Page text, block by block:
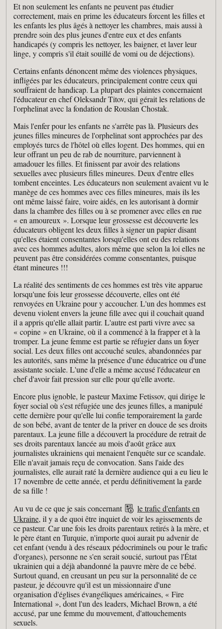
Et non seulement les enfants ne peuvent pas étudier
correctement, mais en prime les éducateurs forcent les filles et
les enfants les plus âgés à nettoyer les chambres, mais aussi à
prendre soin des plus jeunes d'entre eux et des enfants
handicapés (y compris les nettoyer, les baigner, et laver leur
linge, y compris s'il était souillé de vomi ou de déjections).
Certains enfants dénoncent même des violences physiques,
infligées par les éducateurs, principalement contre ceux qui
souffraient de handicap. La plupart des plaintes concernaient
l'éducateur en chef Oleksandr Titov, qui gérait les relations de
l'orphelinat avec la fondation de Rouslan Chostak.
Mais l'enfer pour les enfants ne s'arrête pas là. Plusieurs des
jeunes filles mineures de l'orphelinat sont approchées par des
employés turcs de l'hôtel où elles logent. Des hommes, qui en
leur offrant un peu de rab de nourriture, parviennent à
amadouer les filles. Et finissent par avoir des relations
sexuelles avec plusieurs filles mineures. Deux d'entre elles
tombent enceintes. Les éducateurs non seulement avaient vu le
manège de ces hommes avec ces filles mineures, mais ils les
ont même laissé faire, voire aidés, en les autorisant à dormir
dans la chambre des filles ou à se promener avec elles en rue
« en amoureux ». Lorsque leur grossesse est découverte les
éducateurs obligent les deux filles à signer un papier disant
qu'elles étaient consentantes lorsqu'elles ont eu des relations
avec ces hommes adultes, alors même que selon la loi elles ne
peuvent pas être considérées comme consentantes, puisque
étant mineures !!!
La réalité des sentiments de ces hommes est très vite apparue
lorsqu'une fois leur grossesse découverte, elles ont été
renvoyées en Ukraine pour y accoucher. L'un des hommes est
devenu violent envers la jeune fille avec qui il couchait quand
il a appris qu'elle allait partir. L'autre est parti vivre avec sa
« copine » en Ukraine, où il a commencé à la frapper et à la
tromper. La jeune femme est partie se réfugier dans un foyer
social. Les deux filles ont accouché seules, abandonnées par
les autorités, sans même la présence d'une éducatrice ou d'une
assistante sociale. L'une d'elle a même accusé l'éducateur en
chef d'avoir fait pression sur elle pour qu'elle avorte.
Encore plus ignoble, le pasteur Maxime Fetissov, qui dirige le
foyer social où s'est réfugiée une des jeunes filles, a manipulé
cette dernière pour qu'elle lui confie temporairement la garde
de son bébé, avant de tenter de la priver en douce de ses droits
parentaux. La jeune fille a découvert la procédure de retrait de
ses droits parentaux lancée au mois d'août grâce aux
journalistes ukrainiens qui menaient l'enquête sur ce scandale.
Elle n'avait jamais reçu de convocation. Sans l'aide des
journalistes, elle aurait raté la dernière audience qui a eu lieu le
17 novembre de cette année, et perdu définitivement la garde
de sa fille !
Au vu de ce que je sais concernant
le trafic d'enfants en
Ukraine, il y a de quoi être inquiet de voir les agissements de
ce pasteur. Car une fois les droits parentaux retirés à la mère, et
le père étant en Turquie, n'importe quoi aurait pu advenir de
cet enfant (vendu à des réseaux pédocriminels ou pour le trafic
d'organes), personne ne s'en serait soucié, surtout pas l'État
ukrainien qui a déjà abandonné la pauvre mère de ce bébé.
Surtout quand, en creusant un peu sur la personnalité de ce
pasteur, je découvre qu'il est un missionnaire d'une
organisation d'églises évangéliques américaines, « Fire
International », dont l'un des leaders, Michael Brown, a été
accusé, par une femme du mouvement, d'attouchements
sexuels.